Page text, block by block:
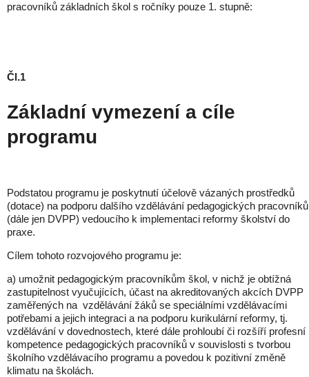
pracovníků základních škol s ročníky pouze 1. stupně:
Čl.1
Základní vymezení a cíle
programu
Podstatou programu je poskytnutí účelově vázaných prostředků
(dotace) na podporu dalšího vzdělávání pedagogických pracovníků
(dále jen DVPP) vedoucího k implementaci reformy školství do
praxe.
Cílem tohoto rozvojového programu je:
a) umožnit pedagogickým pracovníkům škol, v nichž je obtížná
zastupitelnost vyučujících, účast na akreditovaných akcích DVPP
zaměřených na vzdělávání žáků se speciálními vzdělávacími
potřebami a jejich integraci a na podporu kurikulární reformy, tj.
vzdělávání v dovednostech, které dále prohloubí či rozšíří profesní
kompetence pedagogických pracovníků v souvislosti s tvorbou
školního vzdělávacího programu a povedou k pozitivní změně
klimatu na školách.